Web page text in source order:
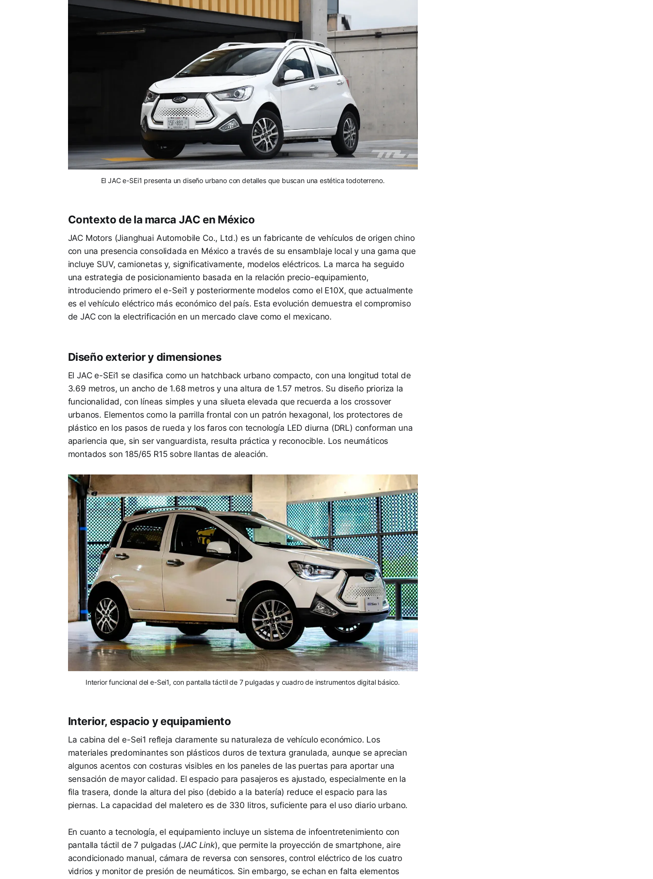
El JAC e-SEi1 presenta un diseño urbano con detalles que buscan una estética todoterreno.
Contexto de la marca JAC en México
JAC Motors (Jianghuai Automobile Co., Ltd.) es un fabricante de vehículos de origen chino
con una presencia consolidada en México a través de su ensamblaje local y una gama que
incluye SUV, camionetas y, significativamente, modelos eléctricos. La marca ha seguido
una estrategia de posicionamiento basada en la relación precio-equipamiento,
introduciendo primero el e-Sei1 y posteriormente modelos como el E10X, que actualmente
es el vehículo eléctrico más económico del país. Esta evolución demuestra el compromiso
de JAC con la electrificación en un mercado clave como el mexicano.
Diseño exterior y dimensiones
El JAC e-SEi1 se clasifica como un hatchback urbano compacto, con una longitud total de
3.69 metros, un ancho de 1.68 metros y una altura de 1.57 metros. Su diseño prioriza la
funcionalidad, con líneas simples y una silueta elevada que recuerda a los crossover
urbanos. Elementos como la parrilla frontal con un patrón hexagonal, los protectores de
plástico en los pasos de rueda y los faros con tecnología LED diurna (DRL) conforman una
apariencia que, sin ser vanguardista, resulta práctica y reconocible. Los neumáticos
montados son 185/65 R15 sobre llantas de aleación.
Interior funcional del e-Sei1, con pantalla táctil de 7 pulgadas y cuadro de instrumentos digital básico.
Interior, espacio y equipamiento
La cabina del e-Sei1 refleja claramente su naturaleza de vehículo económico. Los
materiales predominantes son plásticos duros de textura granulada, aunque se aprecian
algunos acentos con costuras visibles en los paneles de las puertas para aportar una
sensación de mayor calidad. El espacio para pasajeros es ajustado, especialmente en la
fila trasera, donde la altura del piso (debido a la batería) reduce el espacio para las
piernas. La capacidad del maletero es de 330 litros, suficiente para el uso diario urbano.
En cuanto a tecnología, el equipamiento incluye un sistema de infoentretenimiento con
pantalla táctil de 7 pulgadas (JAC Link), que permite la proyección de smartphone, aire
acondicionado manual, cámara de reversa con sensores, control eléctrico de los cuatro
vidrios y monitor de presión de neumáticos. Sin embargo, se echan en falta elementos